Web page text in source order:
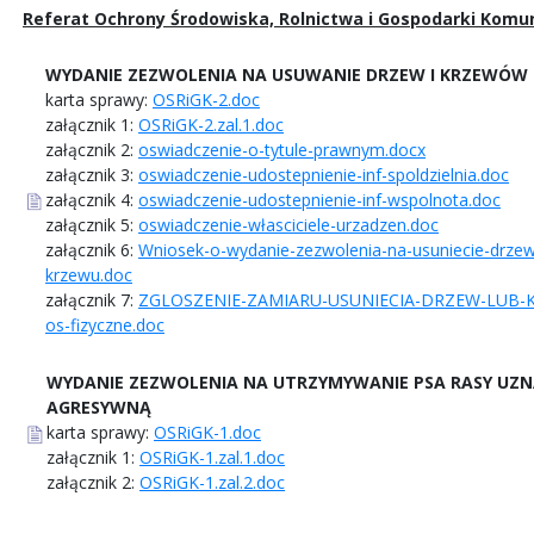
Referat Ochrony Środowiska, Rolnictwa i Gospodarki
WYDANIE ZEZWOLENIA NA USUWANIE DRZEW I KRZEWÓW
karta sprawy: OSRiGK-2.doc
załącznik 1: OSRiGK-2.zal.1.doc
załącznik 2: oswiadczenie-o-tytule-prawnym.docx
załącznik 3: oswiadczenie-udostepnienie-inf-spoldzielnia.doc
załącznik 4: oswiadczenie-udostepnienie-inf-wspolnota.doc
załącznik 5: oswiadczenie-własciciele-urzadzen.doc
załącznik 6: Wniosek-o-wydanie-zezwolenia-na-usuniecie-
krzewu.doc
załącznik 7: ZGLOSZENIE-ZAMIARU-USUNIECIA-DRZEW-LUB-
os-fizyczne.doc
WYDANIE ZEZWOLENIA NA UTRZYMYWANIE PSA RASY
AGRESYWNĄ
karta sprawy: OSRiGK-1.doc
załącznik 1: OSRiGK-1.zal.1.doc
załącznik 2: OSRiGK-1.zal.2.doc